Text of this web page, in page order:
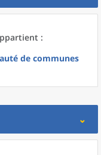
:
de communes